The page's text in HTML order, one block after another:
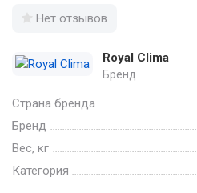
Нет отзывов
Royal Clima
Бренд
Страна бренда
Бренд
Вес, кг
Категория